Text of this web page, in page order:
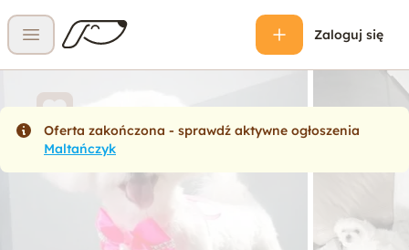
Otwórz menu
Zaloguj się
Oferta zakończona - sprawdź aktywne ogłoszenia
Maltańczyk